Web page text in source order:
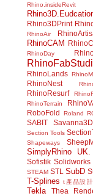
Rhino.insideRevit
Rhino3DPrint
RhinoAir
RhinoCAM
RhinoDay
RhinoLands
RhinoNest
RhinoResurf
RhinoTerrain
RoboFold Roland
SABIT Savanna3D
Section Tools
Shapeways
SimplyRhino UK.
Sofistik Solidworks
STEAM STL SubD
T-Splines t產品設計
Tekla
Thea